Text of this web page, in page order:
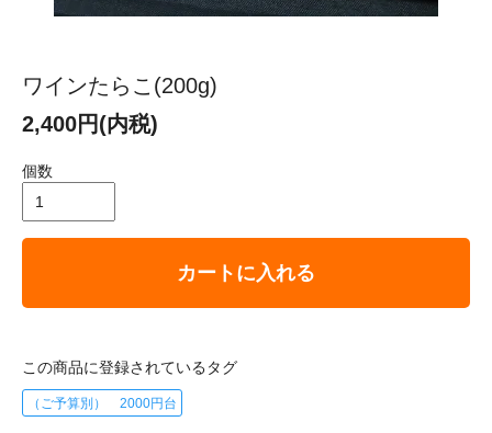
ワインたらこ(200g)
2,400円(内税)
個数
カートに入れる
この商品に登録されているタグ
（ご予算別） 2000円台